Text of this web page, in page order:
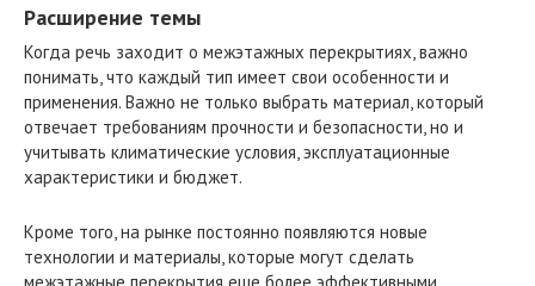
Расширение темы
Когда речь заходит о межэтажных перекрытиях, важно
понимать, что каждый тип имеет свои особенности и
применения. Важно не только выбрать материал, который
отвечает требованиям прочности и безопасности, но и
учитывать климатические условия, эксплуатационные
характеристики и бюджет.
Кроме того, на рынке постоянно появляются новые
технологии и материалы, которые могут сделать